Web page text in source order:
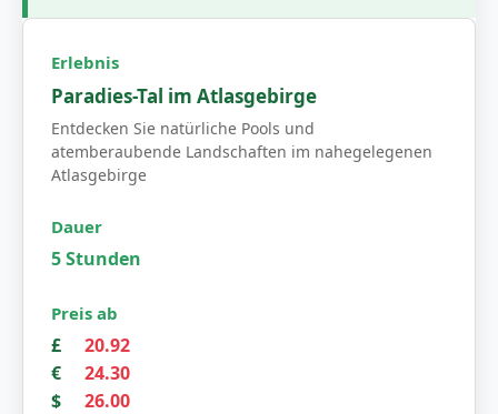
Paradies-Tal im Atlasgebirge
Entdecken Sie natürliche Pools und
atemberaubende Landschaften im nahegelegenen
Atlasgebirge
5 Stunden
£
20.92
€
24.30
$
26.00